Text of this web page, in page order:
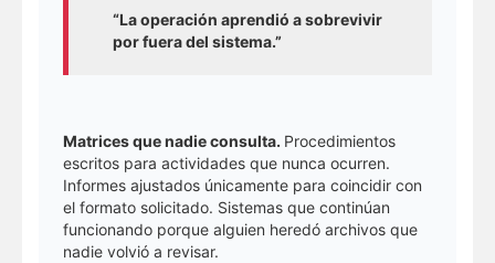
“La operación aprendió a sobrevivir
por fuera del sistema.”
Matrices que nadie consulta. Procedimientos
escritos para actividades que nunca ocurren.
Informes ajustados únicamente para coincidir con
el formato solicitado. Sistemas que continúan
funcionando porque alguien heredó archivos que
nadie volvió a revisar.